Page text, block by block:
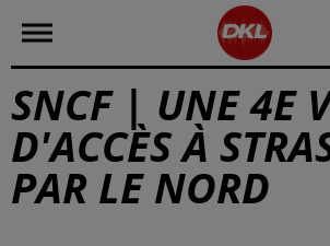
SNCF | UNE 4E
D'ACCÈS À
PAR LE NORD